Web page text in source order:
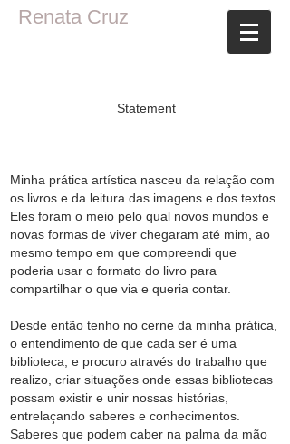
Renata Cruz
Statement
Minha prática artística nasceu da relação com
os livros e da leitura das imagens e dos textos.
Eles foram o meio pelo qual novos mundos e
novas formas de viver chegaram até mim, ao
mesmo tempo em que compreendi que
poderia usar o formato do livro para
compartilhar o que via e queria contar.
Desde então tenho no cerne da minha prática,
o entendimento de que cada ser é uma
biblioteca, e procuro através do trabalho que
realizo, criar situações onde essas bibliotecas
possam existir e unir nossas histórias,
entrelaçando saberes e conhecimentos.
Saberes que podem caber na palma da mão